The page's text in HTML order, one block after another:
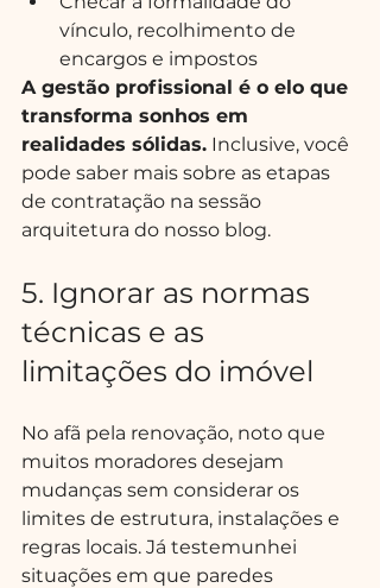
vínculo, recolhimento de
encargos e impostos
A gestão profissional é o elo que
transforma sonhos em
realidades sólidas. Inclusive, você
pode saber mais sobre as etapas
de contratação na sessão
arquitetura do nosso blog.
5. Ignorar as normas
técnicas e as
limitações do imóvel
No afã pela renovação, noto que
muitos moradores desejam
mudanças sem considerar os
limites de estrutura, instalações e
regras locais. Já testemunhei
situações em que paredes